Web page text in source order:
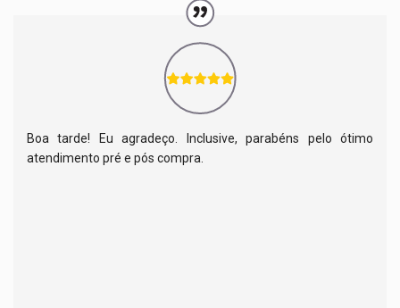
Boa tarde! Eu agradeço. Inclusive, parabéns pelo ótimo
atendimento pré e pós compra.